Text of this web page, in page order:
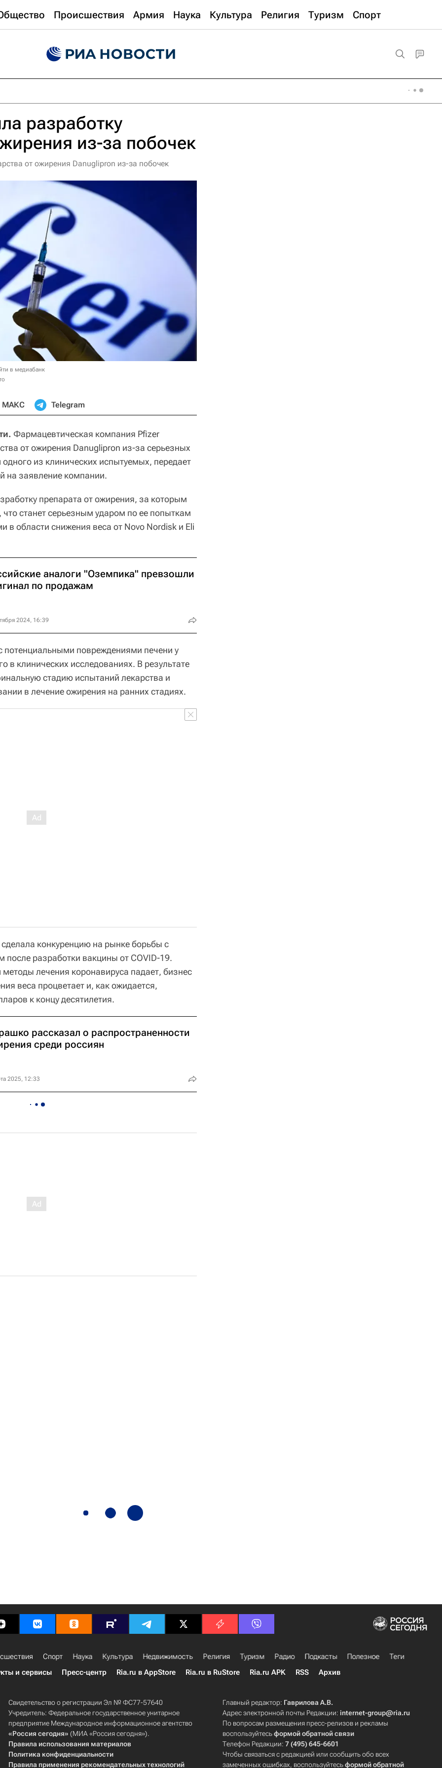
Происшествия Армия Наука Культура Религия Туризм Спорт
разработку
из-за побочек
от ожирения Danuglipron из-за побочек
в медиабанк
МАКС Telegram
Фармацевтическая компания Pfizer
от ожирения Danuglipron из-за серьезных
из клинических испытуемых, передает
на заявление компании.
препарата от ожирения, за которым
что станет серьезным ударом по ее попыткам
в области снижения веса от Novo Nordisk и Eli
аналоги "Оземпика" превзошли
по продажам
2024, 16:39
потенциальными повреждениями печени у
в клинических исследованиях. В результате
стадию испытаний лекарства и
в лечение ожирения на ранних стадиях.
конкуренцию на рынке борьбы с
разработки вакцины от COVID-19.
лечения коронавируса падает, бизнес
веса процветает и, как ожидается,
к концу десятилетия.
рассказал о распространенности
среди россиян
2025, 12:33
Спорт Наука Культура Недвижимость Религия Туризм Радио Подкасты Полезное
Теги
и сервисы Пресс-центр Ria.ru в AppStore Ria.ru в RuStore Ria.ru APK RSS Архив
Свидетельство о регистрации Эл № ФС77-57640
Учредитель: Федеральное государственное унитарное
предприятие Международное информационное агентство
«Россия сегодня» (МИА «Россия сегодня»).
Правила использования материалов
Политика конфиденциальности
Правила применения рекомендательных технологий
Главный редактор: Гаврилова А.В.
Адрес электронной почты Редакции:internet-group@ria.ru
По вопросам размещения пресс-релизов и рекламы
воспользуйтесьформой обратной связи
Телефон Редакции:7 (495) 645-6601
Чтобы связаться с редакцией или сообщить обо всех
замеченных ошибках, воспользуйтесьформой обратной